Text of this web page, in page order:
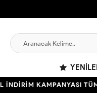
KAMPANYASI TÜM